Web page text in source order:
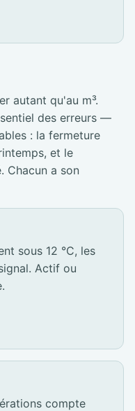
autant qu'au m³.
des erreurs —
: la fermeture
et le
Chacun a son
sous 12 °C, les
Actif ou
compte